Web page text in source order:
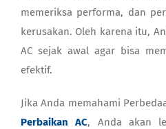
memeriksa performa, dan
kerusakan. Oleh karena itu,
AC sejak awal agar bisa
efektif.
Jika Anda memahami
Perbaikan AC, Anda akan